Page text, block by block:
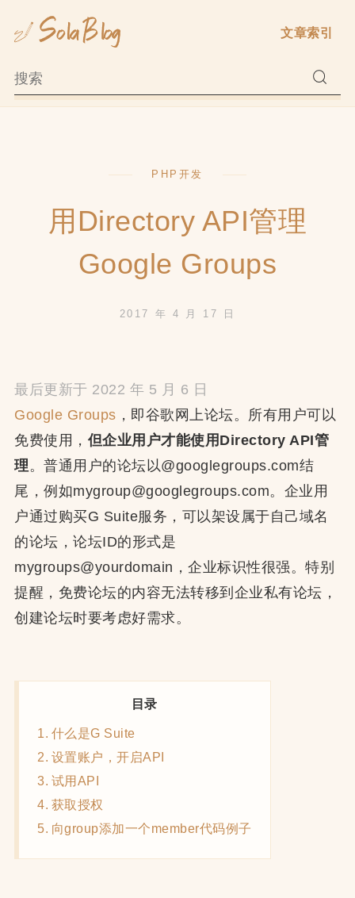
文章索引
PHP开发
用Directory API管理
Google Groups
2017 年 4 月 17 日
最后更新于 2022 年 5 月 6 日
Google Groups ，即谷歌网上论坛。所有用户可以
免费使用， 但企业用户才能使用Directory API管
理 。普通用户的论坛以@googlegroups.com结
尾，例如mygroup@googlegroups.com。企业用
户通过购买G Suite服务，可以架设属于自己域名
的论坛，论坛ID的形式是
mygroups@yourdomain，企业标识性很强。特别
提醒，免费论坛的内容无法转移到企业私有论坛，
创建论坛时要考虑好需求。
目录
什么是G Suite
设置账户，开启API
试用API
获取授权
向group添加一个member代码例子